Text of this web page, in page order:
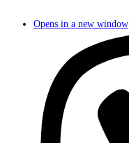
Opens in a new window